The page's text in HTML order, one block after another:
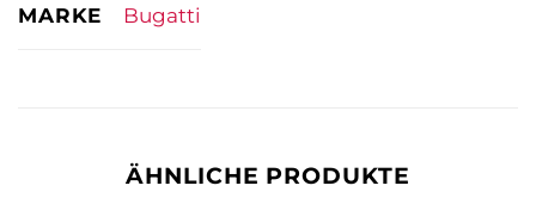
MARKE Bugatti
ÄHNLICHE PRODUKTE